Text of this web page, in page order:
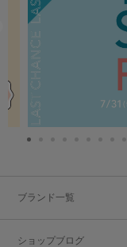
ブランド一覧
ショップブログ